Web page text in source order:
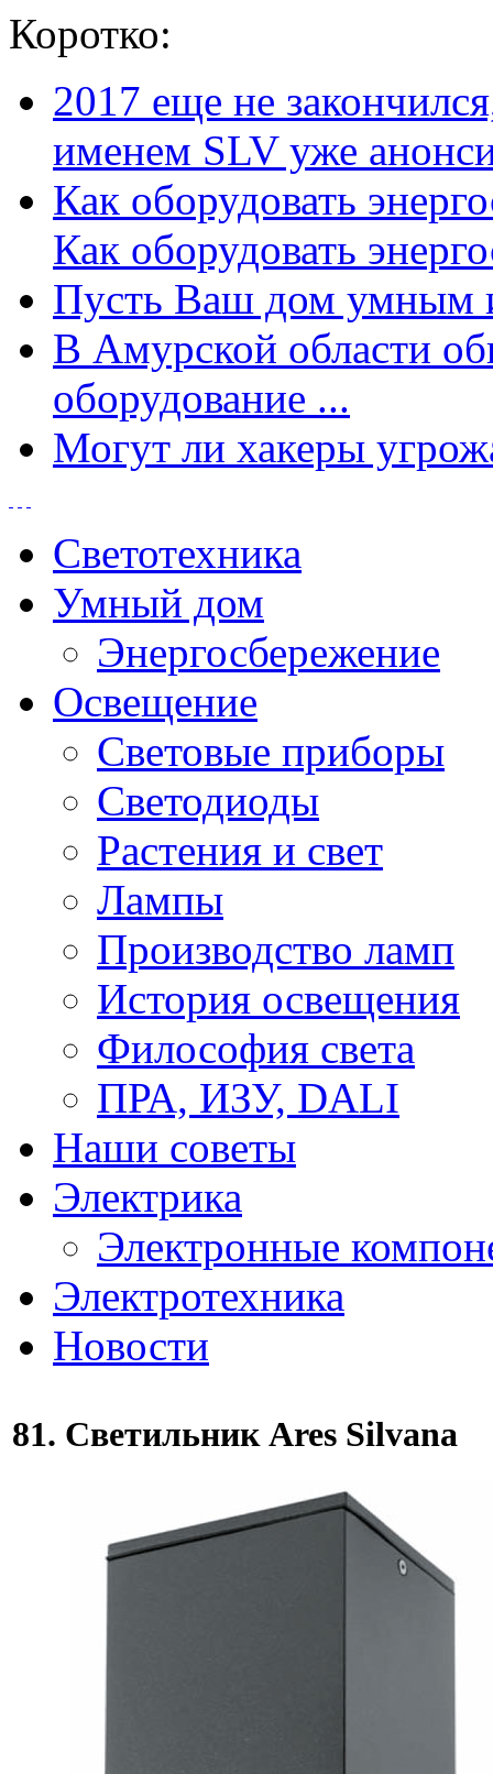
Коротко:
2017 еще не
именем SLV уже
Как оборудовать
Как оборудовать
Пусть Ваш дом умным
В Амурской области
оборудование ...
Могут ли хакеры
Светотехника
Умный дом
Энергосбережение
Освещение
Световые приборы
Светодиоды
Растения и свет
Лампы
Производство ламп
История освещения
Философия света
ПРА, ИЗУ, DALI
Наши советы
Электрика
Электронные
Электротехника
Новости
81. Светильник Ares Silvana